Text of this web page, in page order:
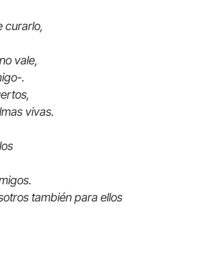
curarlo,
vale,
.
vivas.
también para ellos